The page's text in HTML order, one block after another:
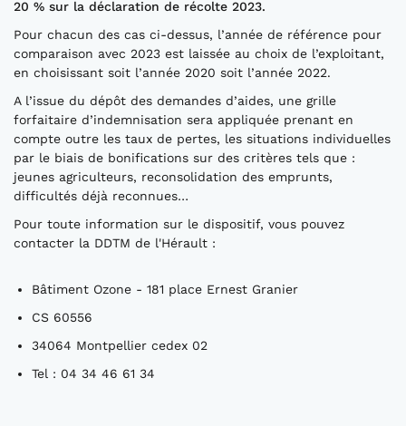
20 % sur la déclaration de récolte 2023.
Pour chacun des cas ci-dessus, l’année de référence pour
comparaison avec 2023 est laissée au choix de l’exploitant,
en choisissant soit l’année 2020 soit l’année 2022.
A l’issue du dépôt des demandes d’aides, une grille
forfaitaire d’indemnisation sera appliquée prenant en
compte outre les taux de pertes, les situations individuelles
par le biais de bonifications sur des critères tels que :
jeunes agriculteurs, reconsolidation des emprunts,
difficultés déjà reconnues…
Pour toute information sur le dispositif, vous pouvez
contacter la DDTM de l'Hérault :
Bâtiment Ozone - 181 place Ernest Granier
CS 60556
34064 Montpellier cedex 02
Tel : 04 34 46 61 34